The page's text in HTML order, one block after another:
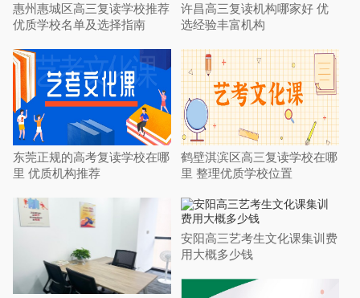
惠州惠城区高三复读学校推荐
优质学校名单及选择指南
许昌高三复读机构哪家好 优
选经验丰富机构
东莞正规的高考复读学校在哪
里 优质机构推荐
鹤壁淇滨区高三复读学校在哪
里 整理优质学校位置
安阳高三艺考生文化课集训费
用大概多少钱